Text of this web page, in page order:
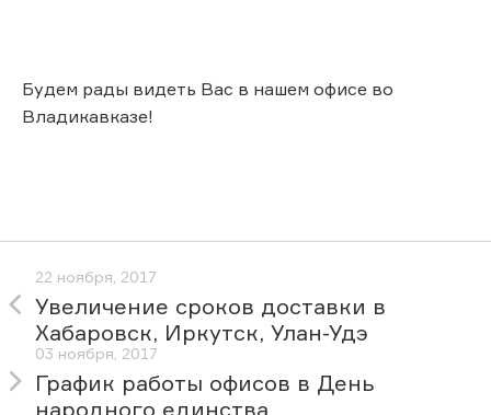
Будем рады видеть Вас в нашем офисе во
Владикавказе!
22 ноября, 2017
Увеличение сроков доставки в
Хабаровск, Иркутск, Улан-Удэ
03 ноября, 2017
График работы офисов в День
народного единства